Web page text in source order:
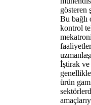
gösteren
Bu bağlı
kontrol
İştirak ve
ürün